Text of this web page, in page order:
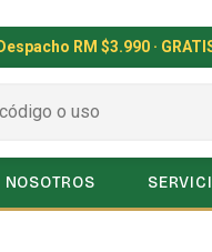
RM $3.990 ·